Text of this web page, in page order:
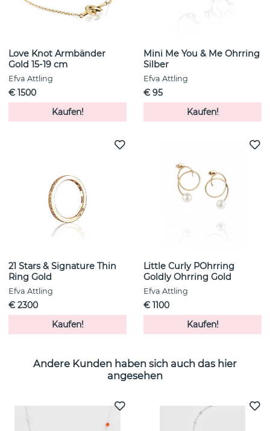
Love Knot Armbänder
Gold 15-19 cm
Efva Attling
€ 1500
Kaufen!
Mini Me You & Me Ohrring
Silber
Efva Attling
€ 95
Kaufen!
21 Stars & Signature Thin
Ring Gold
Efva Attling
€ 2300
Kaufen!
Little Curly POhrring
Goldly Ohrring Gold
Efva Attling
€ 1100
Kaufen!
Andere Kunden haben sich auch das hier
angesehen